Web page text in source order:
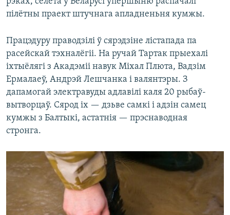
пілётны праект штучнага апладненьня кумжы.
Працэдуру праводзілі ў сярэдзіне лістапада па
расейскай тэхналёгіі. На ручай Тартак прыехалі
іхтыёлягі з Акадэміі навук Міхал Плюта, Вадзім
Ермалаеў, Андрэй Лешчанка і валянтэры. З
дапамогай электравуды адлавілі каля 20 рыбаў-
вытворцаў. Сярод іх — дзьве самкі і адзін самец
кумжы з Балтыкі, астатнія — прэснаводная
стронга.